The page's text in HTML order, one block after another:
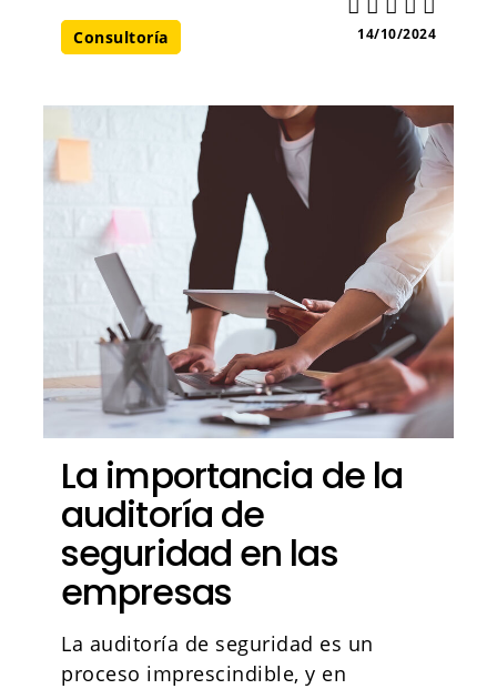
Consultoría 14/10/2024
La importancia de la
auditoría de
seguridad en las
empresas
La auditoría de seguridad es un
proceso imprescindible, y en